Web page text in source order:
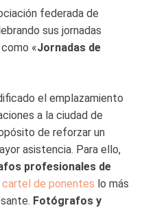
federada de
sus jornadas
«Jornadas de
el emplazamiento
a la ciudad de
de reforzar un
asistencia. Para ello,
profesionales de
cartel de ponentes lo más
Fotógrafos y